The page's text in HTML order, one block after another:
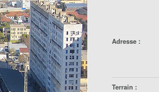
Adresse :
Terrain :